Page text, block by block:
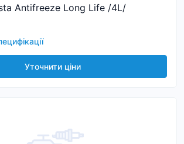
Antifreeze Long Life /4L/
Уточнити ціни